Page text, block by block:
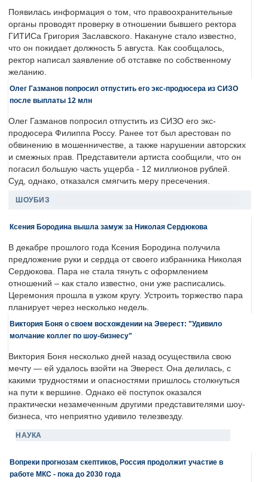
Появилась информация о том, что правоохранительные
органы проводят проверку в отношении бывшего ректора
ГИТИСа Григория Заславского. Накануне стало известно,
что он покидает должность 5 августа. Как сообщалось,
ректор написал заявление об отставке по собственному
желанию.
Олег Газманов попросил отпустить его экс-продюсера из СИЗО
после выплаты 12 млн
Олег Газманов попросил отпустить из СИЗО его экс-
продюсера Филиппа Россу. Ранее тот был арестован по
обвинению в мошенничестве, а также нарушении авторских
и смежных прав. Представители артиста сообщили, что он
погасил большую часть ущерба - 12 миллионов рублей.
Суд, однако, отказался смягчить меру пресечения.
ШОУБИЗ
Ксения Бородина вышла замуж за Николая Сердюкова
В декабре прошлого года Ксения Бородина получила
предложение руки и сердца от своего избранника Николая
Сердюкова. Пара не стала тянуть с оформлением
отношений – как стало известно, они уже расписались.
Церемония прошла в узком кругу. Устроить торжество пара
планирует через несколько недель.
Виктория Боня о своем восхождении на Эверест: "Удивило
молчание коллег по шоу-бизнесу"
Виктория Боня несколько дней назад осуществила свою
мечту — ей удалось взойти на Эверест. Она делилась, с
какими трудностями и опасностями пришлось столкнуться
на пути к вершине. Однако её поступок оказался
практически незамеченным другими представителями шоу-
бизнеса, что неприятно удивило телезвезду.
НАУКА
Вопреки прогнозам скептиков, Россия продолжит участие в
работе МКС - пока до 2030 года